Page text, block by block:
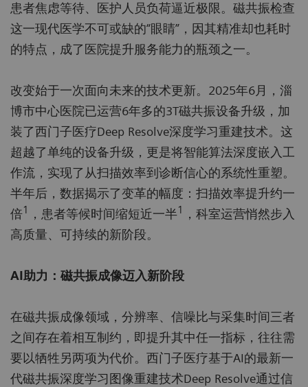
患者焦虑等待、医护人员负荷逼近极限。磁共振检查
这一现代医学不可或缺的“眼睛”，因其精准却也耗时
的特点，成了医院提升服务能力的瓶颈之一。
改变始于一次面向未来的技术更新。2025年6月，淄
博市中心医院已运营6年多的3T磁共振设备升级，加
装了西门子医疗Deep Resolve深度学习重建技术。这
超越了单纯的设备升级，更是将智能算法深度嵌入工
作流，实现了从扫描效率到诊断信心的系统性重塑。
半年后，数据揭示了变革的幅度：扫描效率提升约一
倍1 ，患者等候时间缩短近一半1
，科室运营悄然步入
高质量、可持续的新阶段。
AI助力：磁共振成像迈入新阶段
在磁共振成像领域，分辨率、信噪比与采集时间三者
之间存在着相互制约，即提升其中任一指标，往往需
要以牺牲另两项为代价。西门子医疗基于AI的最新一
代磁共振深度学习图像重建技术Deep Resolve通过信